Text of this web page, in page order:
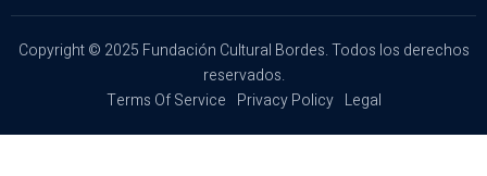
Copyright © 2025 Fundación Cultural Bordes. Todos los derechos
reservados.
Terms Of Service Privacy Policy Legal